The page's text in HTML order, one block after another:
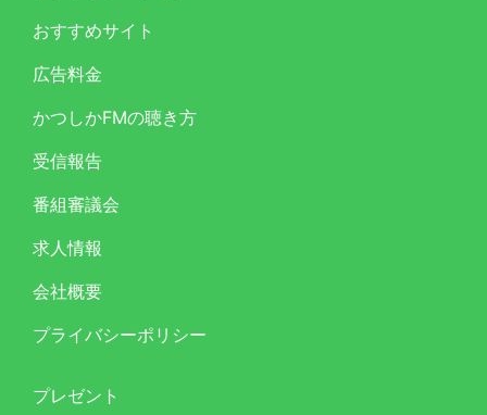
おすすめサイト
広告料金
かつしかFMの聴き方
受信報告
番組審議会
求人情報
会社概要
プライバシーポリシー
プレゼント